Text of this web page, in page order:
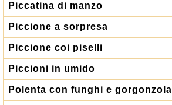
Piccatina di manzo
Piccione a sorpresa
Piccione coi piselli
Piccioni in umido
Polenta con funghi e gorgonzola